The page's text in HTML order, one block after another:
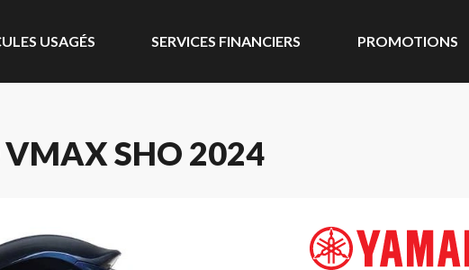
USAGÉS SERVICES FINANCIERS PROMOTIONS
SHO 2024